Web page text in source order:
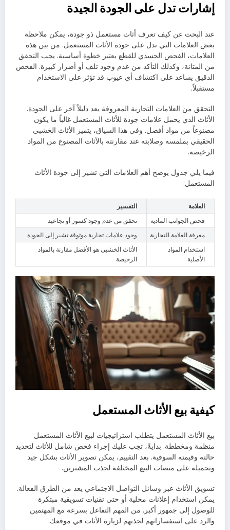
إشارات تدل على الجودة الجيدة
عند البحث عن كيف تعرف أثاث مستعمل ذو جودة، يمكن ملاحظة
بعض العلامات التي تدل على جودة الأثاث المستعمل. من بين هذه
العلامات، الفحص الجسدي للقطع يعتبر خطوة أساسية. يجب التحقق
من المتانة، وكذلك التأكد من عدم وجود تلف أو أضرار كبيرة. الفحص
الدقيق يساعد على اكتشاف أي عيوب قد تؤثر على الاستخدام
مستقبلاً.
التحقق من العلامات التجارية المعروفة يعد دليلاً آخر على الجودة.
الأثاث الذي يحمل علامات جودة للأثاث المستعمل غالباً ما يكون
مصنوعاً من مواد أفضل. وفي هذا السياق، يتميز الأثاث الخشبي
الحقيقي بملمسه وصلابته عند مقارنته بالأثاث المصنوع من المواد
الرخيصة.
فيما يلي جدول يوضح أهم العلامات التي تشير إلى جودة الأثاث
المستعمل:
العلامة
التفسير
فحص الجوانب المادية
تحقق من عدم وجود كسور أو تجاعيد
معرفة العلامة التجارية
وجود علامات تجارية موثوقة تشير إلى الجودة
استخدام المواد
الأصلية
الأثاث الخشبي هو الأفضل مقارنة بالمواد
الرخيصة
كيفية بيع الأثاث المستعمل
بيع الأثاث المستعمل يتطلب استراتيجيات لبيع الأثاث المستعمل
منظمة ومخططة. بدايةً، تجب عليك إجراء فحص شامل للأثاث لتحديد
حالته وقيمته السوقية. بعد التقييم، يمكن تصوير الأثاث بشكل جيد
وتحميله على منصات البيع المختلفة لجذب المشترين.
تسويق الأثاث عبر وسائل التواصل الاجتماعي يعد من الطرق الفعالة.
يمكن استخدام إعلانات محلية أو حتى تقنيات تسويقية مبتكرة
للوصول إلى جمهور أكبر. من المهم التفاعل بسرعة مع المهتمين
والرد على استفساراتهم لجذبهم لزيارة الأثاث في موقعك.